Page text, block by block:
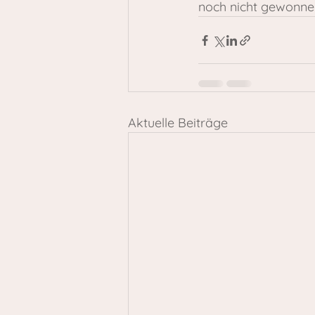
noch nicht
Aktuelle Beiträge